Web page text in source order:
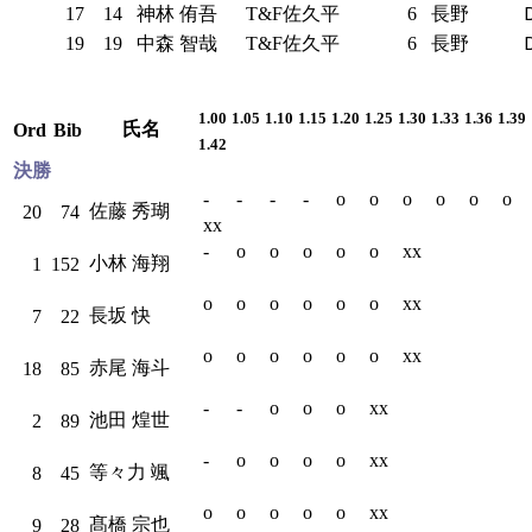
17
14 神林 侑吾 T&F佐久平 6 長野
19
19 中森 智哉 T&F佐久平 6 長野
Ord Bib 氏名
1.00 1.05 1.10 1.15 1.20 1.25 1.30 1.33 1.36 1.39
1.42
決勝
20 74 佐藤 秀瑚
- - - - o o o o o
o
xx
1
152 小林 海翔
- o o o o o xx
7 22 長坂 快
o o o o o o xx
18 85 赤尾 海斗
o o o o o o xx
2 89 池田 煌世
- - o o o xx
8 45 等々力 颯
- o o o o xx
9 28 髙橋 宗也
o o o o o xx